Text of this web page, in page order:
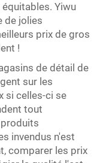
Yiwu
de jolies
prix de gros
!
de détail de
sur les
si celles-ci se
tout
invendus n'est
comparer les prix